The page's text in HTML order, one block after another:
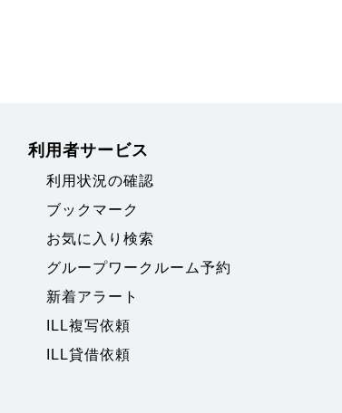
利用者サービス
利用状況の確認
ブックマーク
お気に入り検索
グループワークルーム予約
新着アラート
ILL複写依頼
ILL貸借依頼